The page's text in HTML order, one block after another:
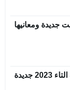
جديدة ومعانيها
اسماء اولاد بحرف التاء 2023 جديدة